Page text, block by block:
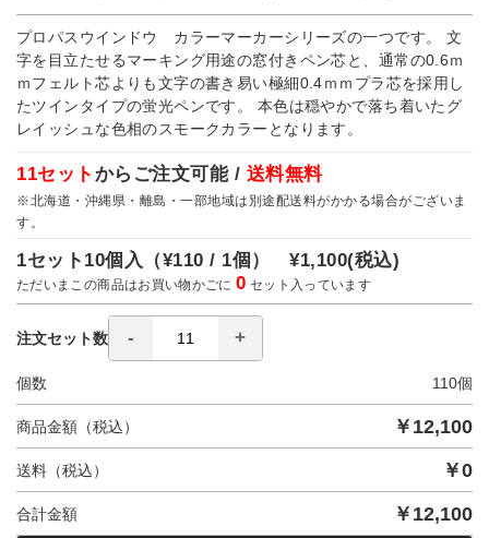
プロパスウインドウ カラーマーカーシリーズの一つです。 文
字を目立たせるマーキング用途の窓付きペン芯と、通常の0.6ｍ
ｍフェルト芯よりも文字の書き易い極細0.4ｍｍプラ芯を採用し
たツインタイプの蛍光ペンです。 本色は穏やかで落ち着いたグ
レイッシュな色相のスモークカラーとなります。
11セット からご注文可能 / 送料無料
※北海道・沖縄県・離島・一部地域は別途配送料がかかる場合がございま
す。
1セット10個入（¥110 / 1個）¥1,100(税込)
ただいまこの商品はお買い物かごに0 セット入っています
注文セット数
個数 110個
商品金額（税込） ￥ 12,100
送料（税込） ￥0
合計金額 ￥ 12,100